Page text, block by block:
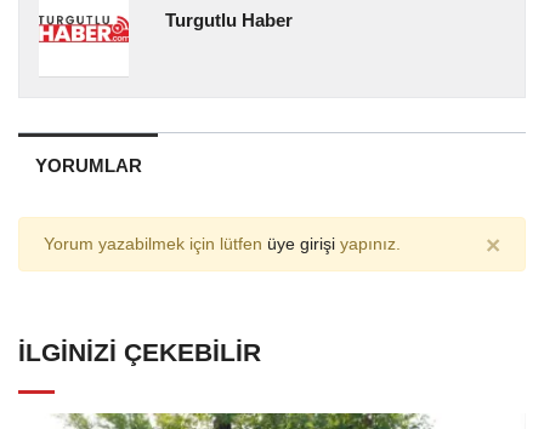
Turgutlu Haber
YORUMLAR
Yorum yazabilmek için lütfen üye girişi yapınız. ×
İLGINIZI ÇEKEBILIR